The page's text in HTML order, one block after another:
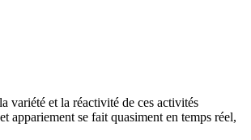
variété et la réactivité de ces activités
appariement se fait quasiment en temps réel,